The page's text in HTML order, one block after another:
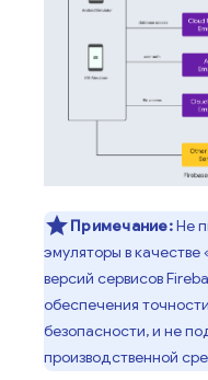
Примечание:Не
эмуляторы в
версий сервисов
обеспечения
безопасности, и не
производственной